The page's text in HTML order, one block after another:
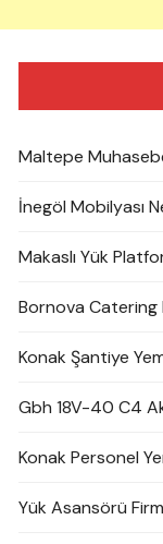
Maltepe
İnegöl Mobilyası
Makaslı Yük
Bornova Catering
Konak Şantiye
Gbh 18V-40 C4
Konak Personel
Yük Asansörü